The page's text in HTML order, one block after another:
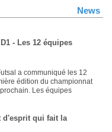
News
- Les 12 équipes
a communiqué les 12
édition du championnat
Les équipes
d'esprit qui fait la